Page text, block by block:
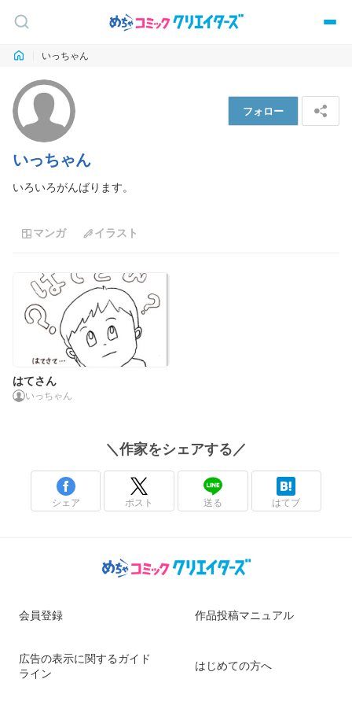
いっちゃん
いっちゃん
フォロー
いろいろがんばります。
マンガ イラスト
はてさん
いっちゃん
＼ 作家をシェアする／
シェア ポスト 送る はてブ
会員登録 作品投稿マニュアル
広告の表示に関するガイド
ライン
はじめての方へ